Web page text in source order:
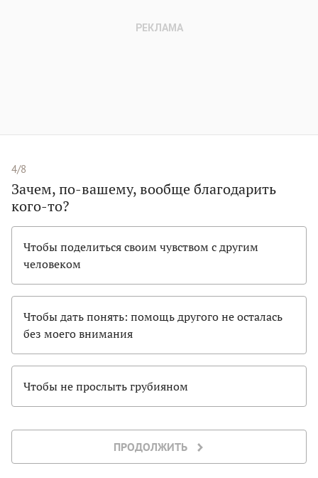
4/8
Зачем, по-вашему, вообще благодарить
кого-то?
Чтобы поделиться своим чувством с другим
человеком
Чтобы дать понять: помощь другого не осталась
без моего внимания
Чтобы не прослыть грубияном
ПРОДОЛЖИТЬ